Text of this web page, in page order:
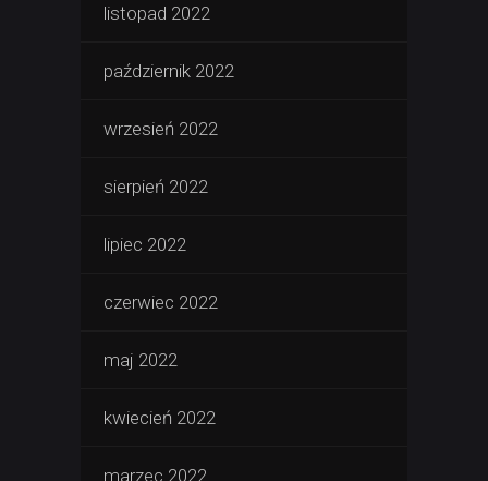
listopad 2022
październik 2022
wrzesień 2022
sierpień 2022
lipiec 2022
czerwiec 2022
maj 2022
kwiecień 2022
marzec 2022